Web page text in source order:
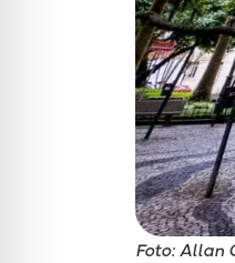
Foto: Allan